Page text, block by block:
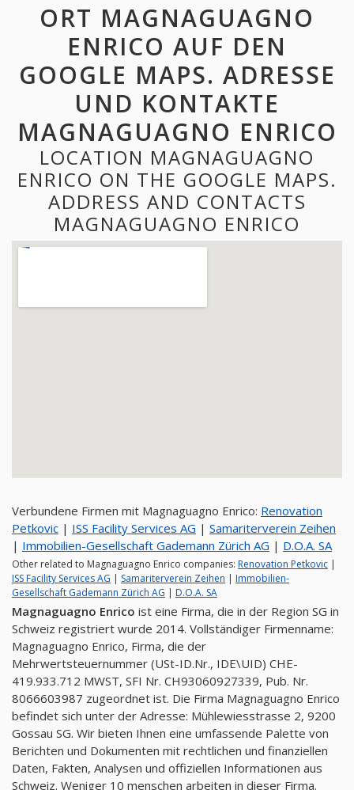
ORT MAGNAGUAGNO
ENRICO AUF DEN
GOOGLE MAPS. ADRESSE
UND KONTAKTE
MAGNAGUAGNO ENRICO
LOCATION MAGNAGUAGNO
ENRICO ON THE GOOGLE MAPS.
ADDRESS AND CONTACTS
MAGNAGUAGNO ENRICO
Verbundene Firmen mit Magnaguagno Enrico: Renovation
Petkovic | ISS Facility Services AG | Samariterverein Zeihen
| Immobilien-Gesellschaft Gademann Zürich AG | D.O.A. SA
Other related to Magnaguagno Enrico companies: Renovation Petkovic |
ISS Facility Services AG | Samariterverein Zeihen | Immobilien-
Gesellschaft Gademann Zürich AG | D.O.A. SA
Magnaguagno Enrico ist eine Firma, die in der Region SG in
Schweiz registriert wurde 2014. Vollständiger Firmenname:
Magnaguagno Enrico, Firma, die der
Mehrwertsteuernummer (USt-ID.Nr., IDE\UID) CHE-
419.933.712 MWST, SFI Nr. CH93060927339, Pub. Nr.
8066603987 zugeordnet ist. Die Firma Magnaguagno Enrico
befindet sich unter der Adresse: Mühlewiesstrasse 2, 9200
Gossau SG. Wir bieten Ihnen eine umfassende Palette von
Berichten und Dokumenten mit rechtlichen und finanziellen
Daten, Fakten, Analysen und offiziellen Informationen aus
Schweiz. Weniger 10 menschen arbeiten in dieser Firma.